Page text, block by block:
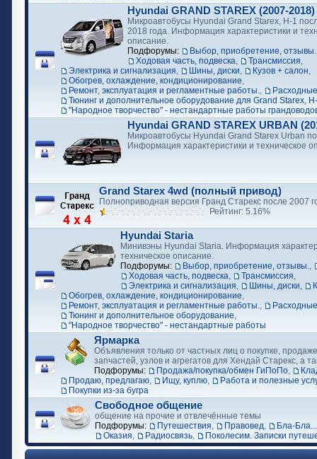
Hyundai GRAND STAREX (2007-2018)
Микроавтобусы Hyundai Grand Starex, H-1
2018 года. Информация характеристики и
описание.
Подфорумы:
Выбор, приобретение, отзывы.
Ходовая часть, подвеска, Трансмиссия,
Электрика и сигнализация, Шины, диски, Кузов + салон,
Обогрев, охлаждение, кондиционирование,
Ремонт, эксплуатация и регламентные работы.,
Тюнинг и дополнительное оборудование для Grand Starex,
"Народное творчество" - нестандартные работы
Hyundai GRAND STAREX URBAN
Микроавтобусы Hyundai Grand Starex Urban
Информация характеристики и техническое
Grand Starex 4wd (полный привод)
Полноприводная версия Гранд Старекс после 2007
Рейтинг: 5.16%
Hyundai Staria
Минивэны Hyundai Staria. Информация
техническое описание.
Подфорумы:
Выбор, приобретение, отзывы.,
Ходовая часть, подвеска, Трансмиссия,
Электрика и сигнализация, Шины, диски,
Обогрев, охлаждение, кондиционирование,
Ремонт, эксплуатация и регламентные работы.,
Тюнинг и дополнительное оборудование,
"Народное творчество" - нестандартные работы
Ярмарка
Объявления только от частных лиц о покупке,
запчастей, узлов и агрегатов для Хендай Старекс, а
Подфорумы:
Продажа/покупка/обмен ГиПоПо,
Продаю, предлагаю, Ищу, куплю,
Работа и полезные
Покупки из-за бугра
Свободное общение
общение на прочие и отвлечённые темы
Подфорумы:
Путешествия, Правовед,
Бла-Бла...
Оказия, Радиосвязь, Поколесим. Записки